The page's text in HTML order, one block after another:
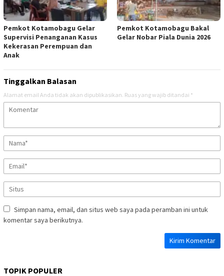
Pemkot Kotamobagu Gelar
Supervisi Penanganan Kasus
Kekerasan Perempuan dan
Anak
Pemkot Kotamobagu Bakal
Gelar Nobar Piala Dunia 2026
Tinggalkan Balasan
Alamat email Anda tidak akan dipublikasikan. Ruas yang wajib ditandai *
Simpan nama, email, dan situs web saya pada peramban ini untuk
komentar saya berikutnya.
TOPIK POPULER